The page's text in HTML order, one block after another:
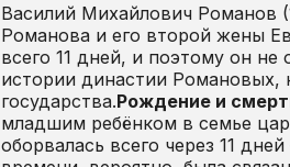
Василий Михайлович Романов
Романова и его второй жены
всего 11 дней, и поэтому он не
истории династии Романовых,
государства.Рождение и
младшим ребёнком в семье
оборвалась всего через 11